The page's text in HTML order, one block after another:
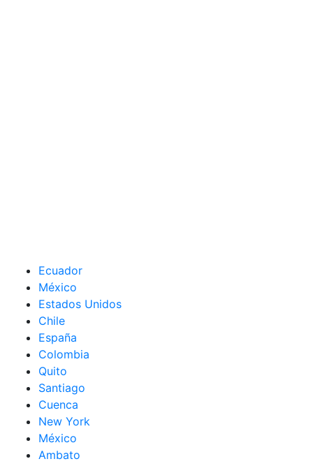
Ecuador
México
Estados Unidos
Chile
España
Colombia
Quito
Santiago
Cuenca
New York
México
Ambato